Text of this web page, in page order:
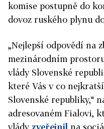
komise postupně do
dovoz ruského plynu
„Nejlepší odpovědí na
mezinárodním
vlády Slovenské
které Vás v co
Slovenské republiky,“
adresovaném Fialovi,
vlády zveřejnil na